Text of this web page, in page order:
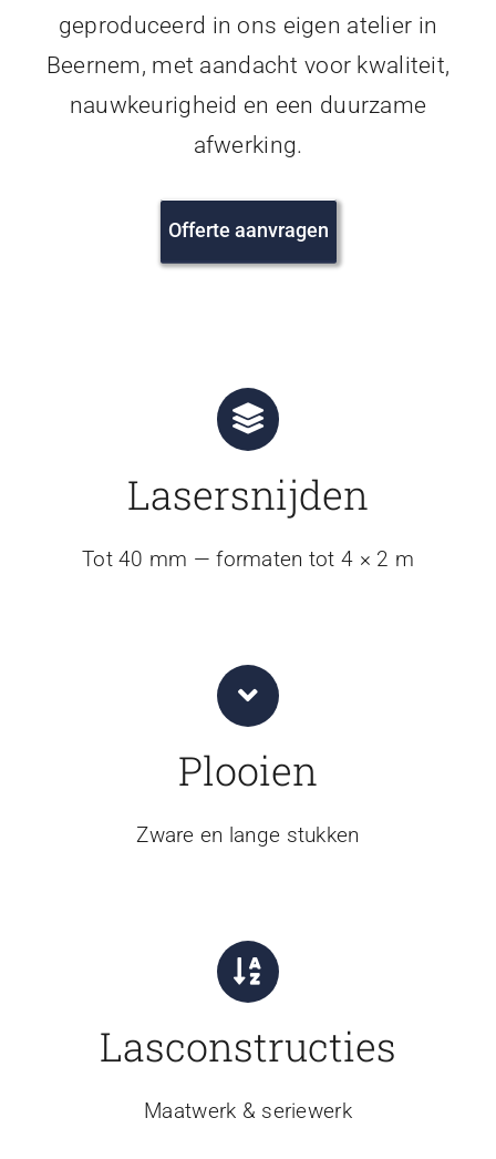
geproduceerd in ons eigen atelier in
Beernem, met aandacht voor kwaliteit,
nauwkeurigheid en een duurzame
afwerking.
Offerte aanvragen
Lasersnijden
Tot 40 mm — formaten tot 4 × 2 m
Plooien
Zware en lange stukken
Lasconstructies
Maatwerk & seriewerk